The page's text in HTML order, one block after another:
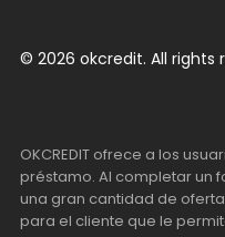
© 2026 okcredit. All rights
OKCREDIT ofrece a los
préstamo. Al completar un
una gran cantidad de
para el cliente que le